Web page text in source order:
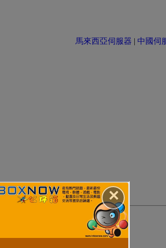
✕
馬來西亞伺服器 | 中國伺